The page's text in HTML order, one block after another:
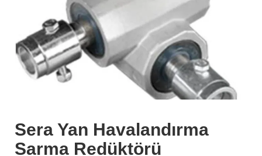
Sera Yan Havalandırma
Sarma Redüktörü